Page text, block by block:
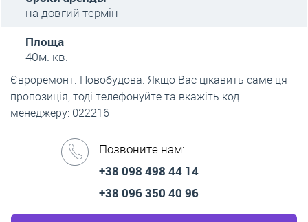
на довгий термін
Площа
40м. кв.
Євроремонт. Новобудова. Якщо Вас цікавить саме ця
пропозиція, тоді телефонуйте та вкажіть код
менеджеру: 022216
Позвоните нам:
+38 098 498 44 14
+38 096 350 40 96